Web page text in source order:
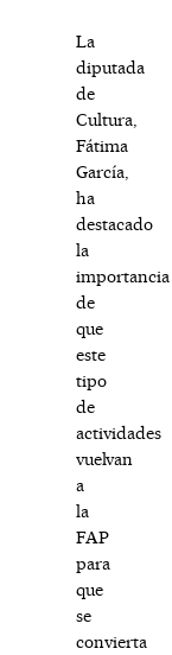
La
diputada
de
Cultura,
Fátima
García,
ha
destacado
la
importancia
de
que
este
tipo
de
actividades
vuelvan
a
la
FAP
para
que
se
convierta